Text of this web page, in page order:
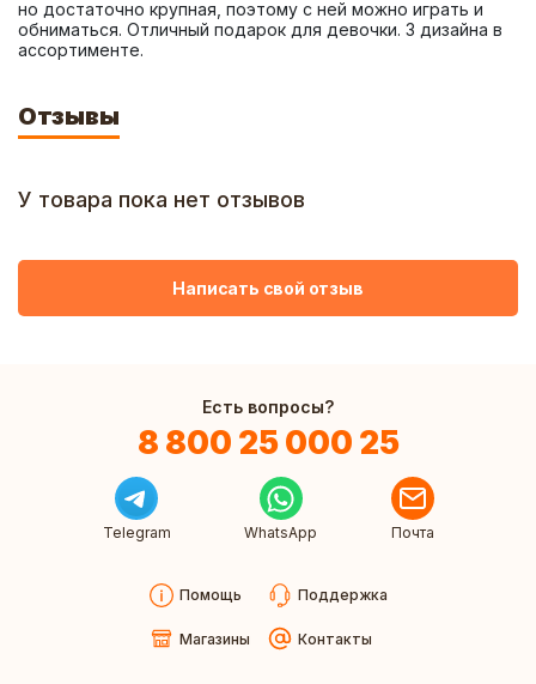
но достаточно крупная, поэтому с ней можно играть и
обниматься. Отличный подарок для девочки. 3 дизайна в
ассортименте.
Отзывы
У товара пока нет отзывов
Написать свой отзыв
Есть вопросы?
8 800 25 000 25
Telegram WhatsApp Почта
Помощь Поддержка
Магазины Контакты